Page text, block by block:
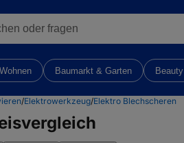
oder fragen
Baumarkt & Garten Beauty
/Elektrowerkzeug/Elektro Blechscheren